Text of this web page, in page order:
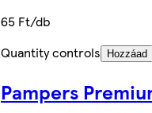
65 Ft/db
Quantity controls
Hozzáad
Pampers